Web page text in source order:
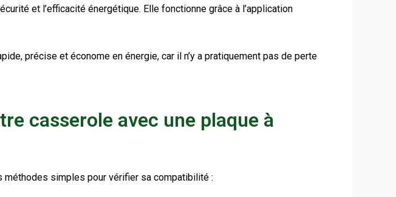
et l’efficacité énergétique. Elle fonctionne grâce à l’application
précise et économe en énergie, car il n’y a pratiquement pas de perte
casserole avec une plaque à
méthodes simples pour vérifier sa compatibilité :